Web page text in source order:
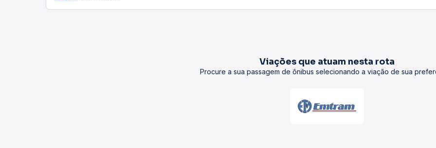
Viações que atuam nesta rota
Procure a sua passagem de ônibus selecionando a viação de sua